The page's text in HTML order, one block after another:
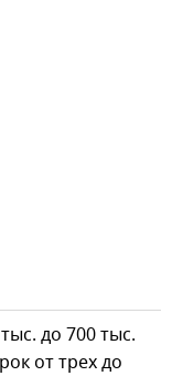
до 700 тыс.
от трех до